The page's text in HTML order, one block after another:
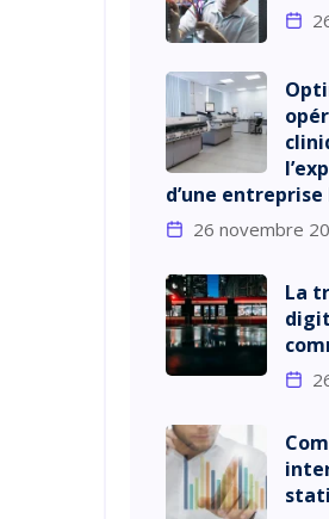
d’une entreprise
26 novembre
La